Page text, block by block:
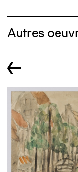
Autres
←